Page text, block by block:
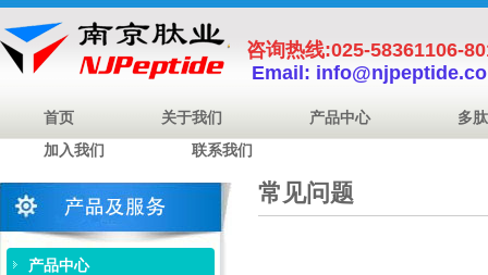
咨询热线:025-58361106-
Email:
首页 关于我们 产品中心
多
加入我们
联系我们
产品中心
常见问题
南京肽业邹黎